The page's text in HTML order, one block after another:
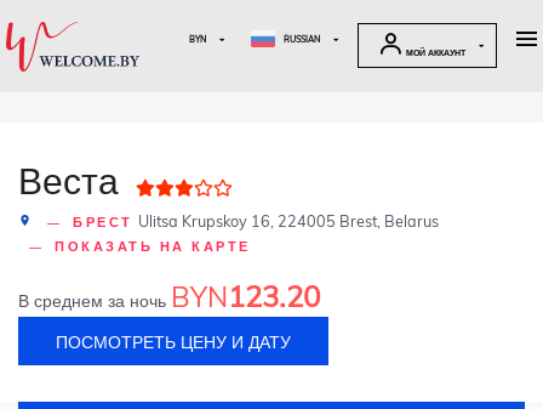
BYN
RUSSIAN
МОЙ АККАУНТ
Веста
place БРЕСТ Ulitsa Krupskoy 16, 224005 Brest, Belarus
ПОКАЗАТЬ НА КАРТЕ
В среднем за ночь BYN123.20
ПОСМОТРЕТЬ ЦЕНУ И ДАТУ